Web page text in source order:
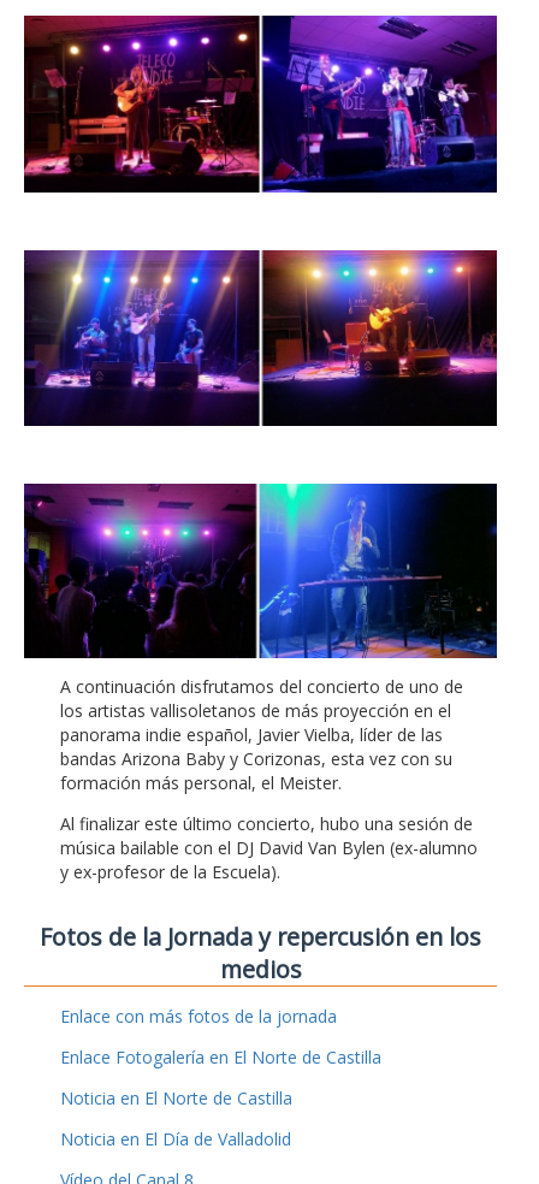
A continuación disfrutamos del concierto de uno de
los artistas vallisoletanos de más proyección en el
panorama indie español, Javier Vielba, líder de las
bandas Arizona Baby y Corizonas, esta vez con su
formación más personal, el Meister.
Al finalizar este último concierto, hubo una sesión de
música bailable con el DJ David Van Bylen (ex-alumno
y ex-profesor de la Escuela).
Fotos de la Jornada y repercusión en los
medios
Enlace con más fotos de la jornada
Enlace Fotogalería en El Norte de Castilla
Noticia en El Norte de Castilla
Noticia en El Día de Valladolid